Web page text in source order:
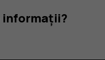
informații?